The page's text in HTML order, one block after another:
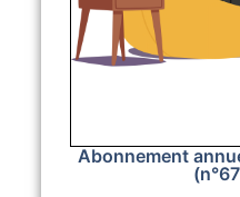
Abonnement